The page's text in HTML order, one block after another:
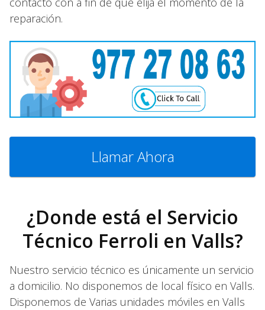
reparación.
Llamar Ahora
¿Donde está el Servicio
Técnico Ferroli en Valls?
Nuestro servicio técnico es únicamente un servicio
a domicilio. No disponemos de local físico en Valls.
Disponemos de Varias unidades móviles en Valls